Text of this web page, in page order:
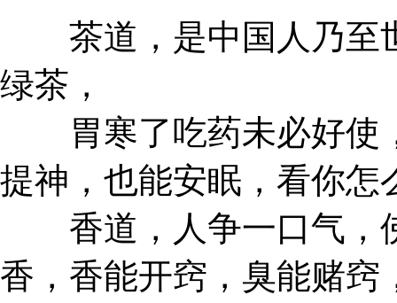
茶道，是中国人乃至
绿茶，
胃寒了吃药未必好使
提神，也能安眠，看你怎
香道，人争一口气，
香，香能开窍，臭能赌窍